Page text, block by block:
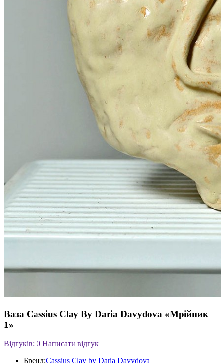
Ваза Cassius Clay By Daria Davydova «Мрійник
1»
Відгуків: 0 Написати відгук
Бренд:Cassius Clay by Daria Davydova